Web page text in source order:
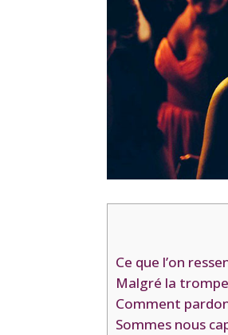
Ce que l’on
Malgré la
Comment
Sommes nous